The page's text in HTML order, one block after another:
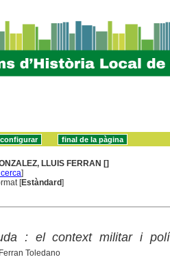
LLUIS FERRAN []
]
[Estàndard]
: el context militar i
Toledano